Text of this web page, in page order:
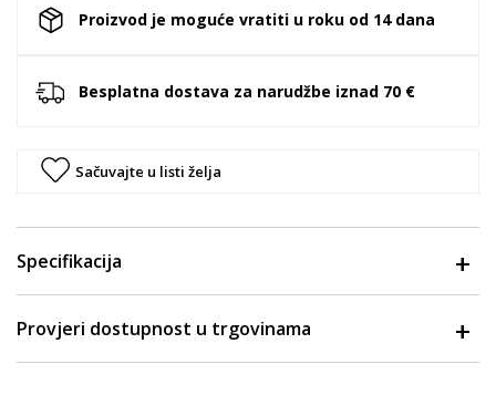
Proizvod je moguće vratiti u roku od 14 dana
Besplatna dostava za narudžbe iznad 70 €
Sačuvajte u listi želja
Specifikacija
Provjeri dostupnost u trgovinama